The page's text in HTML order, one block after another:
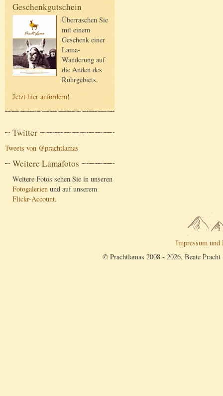
Geschenkgutschein
Überraschen Sie
mit einem
Geschenk einer
Lama-
Wanderung auf
die Anden des
Ruhrgebiets.
Jetzt hier anfordern!
Twitter
Tweets von @prachtlamas
Weitere Lamafotos
Weitere Fotos sehen Sie in unseren
Fotogalerien und auf unserem
Flickr-Account.
Impressum und
© Prachtlamas 2008 - 2026, Beate Pracht